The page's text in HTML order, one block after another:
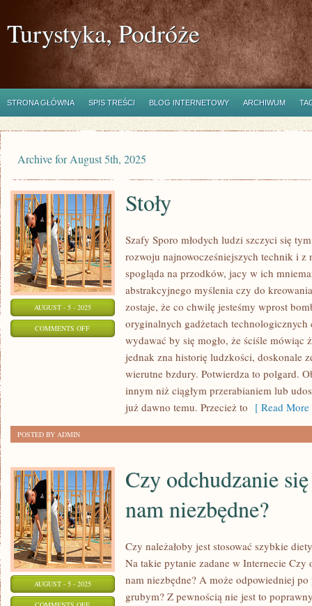
Turystyka, Podróże
STRONA GŁÓWNA SPIS TREŚCI BLOG INTERNETOWY ARCHIWUM
Archive for August 5th, 2025
AUGUST - 5 - 2025
COMMENTS OFFON
Stoły
Szafy Sporo młodych ludzi szczyci się
rozwoju najnowocześniejszych technik i z
spogląda na przodków, jacy w ich
abstrakcyjnego myślenia czy do
zostaje, że co chwilę jesteśmy wprost
oryginalnych gadżetach
wydawać by się mogło, że ściśle mówiąc
jednak zna historię ludzkości, doskonale
wierutne bzdury. Potwierdza to polgard.
innym niż ciągłym przerabianiem lub
już dawno temu. Przecież to [ Read
POSTED BY ADMIN
AUGUST - 5 - 2025
ON
Czy odchudzanie
nam niezbędne?
Czy należałoby jest stosować szybkie
Na takie pytanie zadane w Internecie Czy
nam niezbędne? A może odpowiedniej
grubym? Z pewnością nie jest to